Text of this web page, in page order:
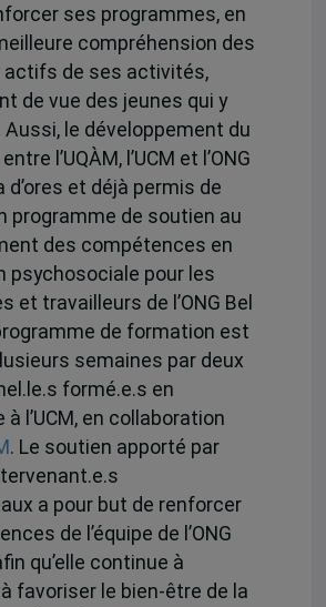
ses programmes, en
compréhension des
actifs de ses activités,
de vue des jeunes qui y
le développement du
l’UQÀM, l’UCM et l’ONG
d’ores et déjà permis de
programme de soutien au
des compétences en
psychosociale pour les
et travailleurs de l’ONG Bel
de formation est
semaines par deux
formé.e.s en
l’UCM, en collaboration
. Le soutien apporté par
a pour but de renforcer
de l’équipe de l’ONG
qu’elle continue à
favoriser le bien-être de la